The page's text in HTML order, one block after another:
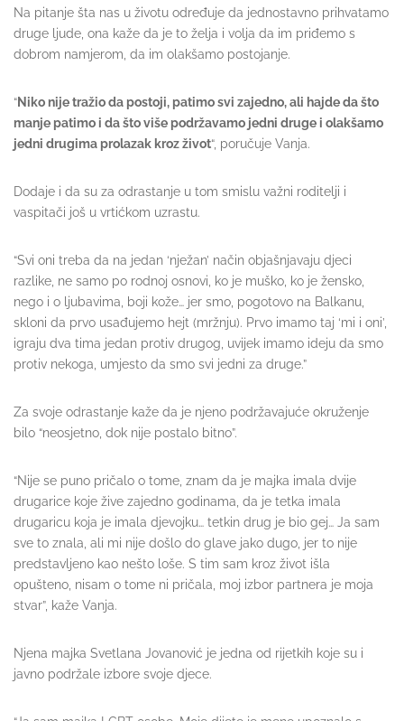
Na pitanje šta nas u životu određuje da jednostavno prihvatamo
druge ljude, ona kaže da je to želja i volja da im priđemo s
dobrom namjerom, da im olakšamo postojanje.
“Niko nije tražio da postoji, patimo svi zajedno, ali hajde da što
manje patimo i da što više podržavamo jedni druge i olakšamo
jedni drugima prolazak kroz život“, poručuje Vanja.
Dodaje i da su za odrastanje u tom smislu važni roditelji i
vaspitači još u vrtićkom uzrastu.
“Svi oni treba da na jedan ‘nježan’ način objašnjavaju djeci
razlike, ne samo po rodnoj osnovi, ko je muško, ko je žensko,
nego i o ljubavima, boji kože… jer smo, pogotovo na Balkanu,
skloni da prvo usađujemo hejt (mržnju). Prvo imamo taj ‘mi i oni’,
igraju dva tima jedan protiv drugog, uvijek imamo ideju da smo
protiv nekoga, umjesto da smo svi jedni za druge.”
Za svoje odrastanje kaže da je njeno podržavajuće okruženje
bilo “neosjetno, dok nije postalo bitno”.
“Nije se puno pričalo o tome, znam da je majka imala dvije
drugarice koje žive zajedno godinama, da je tetka imala
drugaricu koja je imala djevojku… tetkin drug je bio gej… Ja sam
sve to znala, ali mi nije došlo do glave jako dugo, jer to nije
predstavljeno kao nešto loše. S tim sam kroz život išla
opušteno, nisam o tome ni pričala, moj izbor partnera je moja
stvar”, kaže Vanja.
Njena majka Svetlana Jovanović je jedna od rijetkih koje su i
javno podržale izbore svoje djece.